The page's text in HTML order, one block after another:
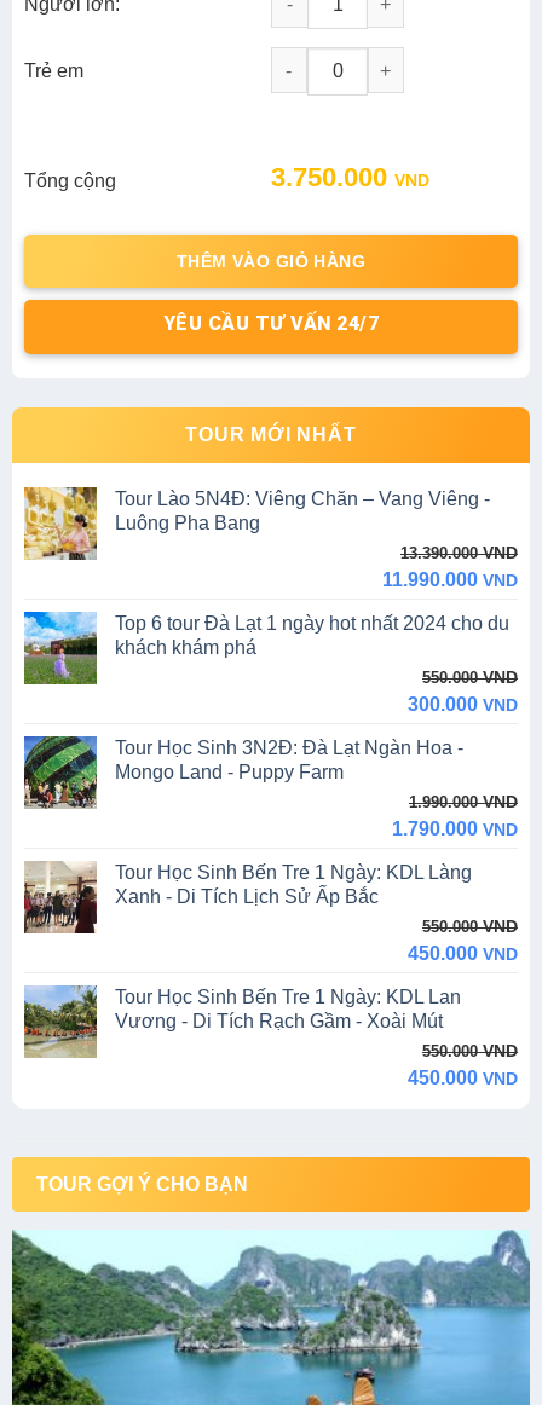
Người lớn:
Tour Miền Bắc 5N4D : Hà Nội -
Trẻ em - +
Tổng cộng 3.750.000 VND
THÊM VÀO GIỎ HÀNG
YÊU CẦU TƯ VẤN 24/7
TOUR MỚI NHẤT
Tour Lào 5N4Đ: Viêng Chăn – Vang Viêng -
Luông Pha Bang
13.390.000VND
13.390.000 VND.
11.990.000 VND
11.990.000 VND.
Top 6 tour Đà Lạt 1 ngày hot nhất 2024 cho du
khách khám phá
550.000VND
550.000 VND.
300.000 VND
300.000 VND.
Tour Học Sinh 3N2Đ: Đà Lạt Ngàn Hoa -
Mongo Land - Puppy Farm
1.990.000VND
1.990.000 VND.
1.790.000 VND
1.790.000 VND.
Tour Học Sinh Bến Tre 1 Ngày: KDL Làng
Xanh - Di Tích Lịch Sử Ấp Bắc
550.000VND
550.000 VND.
450.000 VND
450.000 VND.
Tour Học Sinh Bến Tre 1 Ngày: KDL Lan
Vương - Di Tích Rạch Gầm - Xoài Mút
550.000VND
450.000 VND
TOUR GỢI Ý CHO BẠN